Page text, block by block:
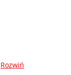
Rozwiń